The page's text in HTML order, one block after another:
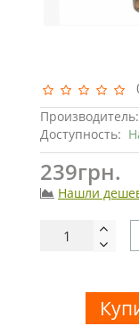
Производитель:
Доступность:
239грн.
Нашли